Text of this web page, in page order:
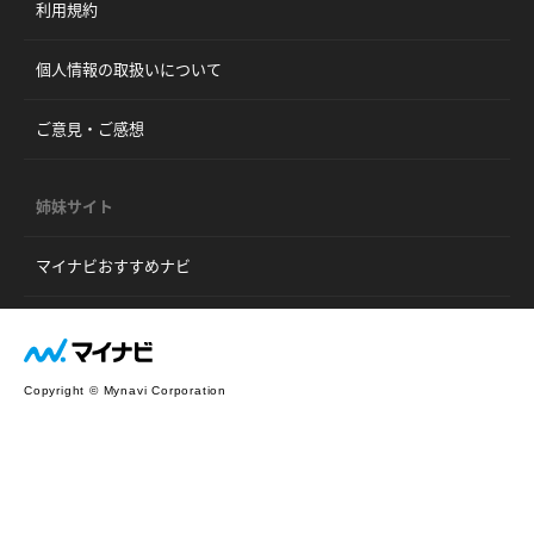
利用規約
個人情報の取扱いについて
ご意見・ご感想
姉妹サイト
マイナビおすすめナビ
Copyright © Mynavi Corporation